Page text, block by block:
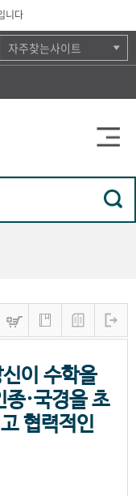
니다
자주찾는사이트
이 수학을
종·국경을 초
협력적인